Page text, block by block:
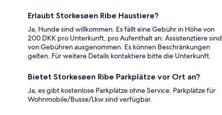
Erlaubt Storkesøen Ribe Haustiere?
Ja, Hunde sind willkommen. Es fällt eine Gebühr in Höhe von
200 DKK pro Unterkunft, pro Aufenthalt an. Assistenztiere sind
von Gebühren ausgenommen. Es können Beschränkungen
gelten. Für weitere Details kontaktiere bitte die Unterkunft.
Bietet Storkesøen Ribe Parkplätze vor Ort an?
Ja, es gibt kostenlose Parkplätze ohne Service. Parkplätze für
Wohnmobile/Busse/Lkw sind verfügbar.